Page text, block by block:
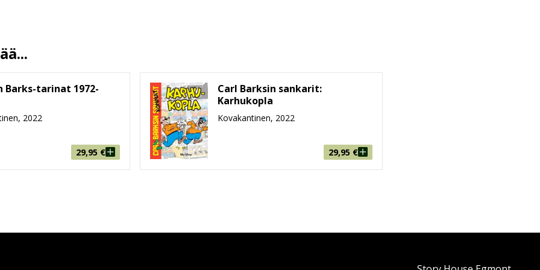
125 mm * 188 mm * 49 mm
6-8, 9-99
Barks-tarinat 1972-
2022
29,95 €
Carl Barksin sankarit:
Karhukopla
Kovakantinen, 2022
29,95 €